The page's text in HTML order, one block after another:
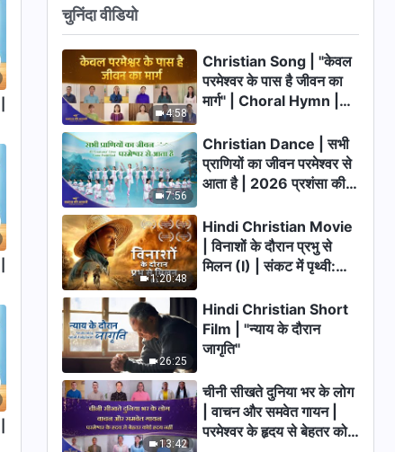
चुनिंदा वीडियो
4:58
Christian Song | "केवल
परमेश्वर के पास है जीवन का
मार्ग" | Choral Hymn |
7:56
Christian Dance | सभी
प्राणियों का जीवन परमेश्वर से
आता है | 2026 प्रशंसा की
1:20:48
Hindi Christian Movie
| विनाशों के दौरान प्रभु से
मिलन (I) | संकट में पृथ्वी:
है?
26:25
Hindi Christian Short
Film | "न्याय के दौरान
जागृति"
13:42
चीनी सीखते दुनिया भर के लोग
| वाचन और समवेत गायन |
परमेश्वर के हृदय से बेहतर कोई